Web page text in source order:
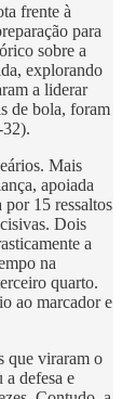
frente à
para
sobre a
explorando
a liderar
de bola, foram
Mais
apoiada
15 ressaltos
Dois
a
na
quarto.
ao marcador e
que viraram o
a defesa e